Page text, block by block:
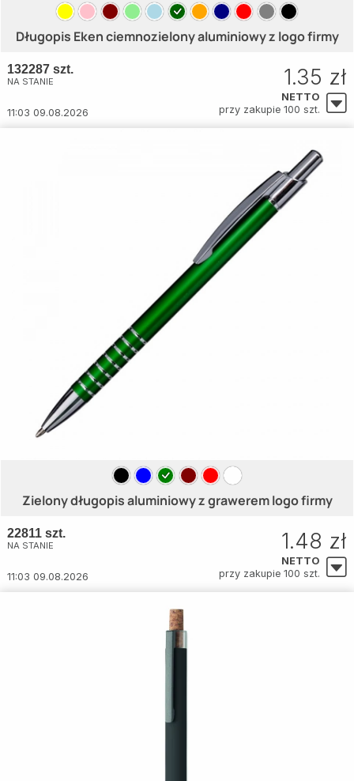
Długopis Eken ciemnozielony aluminiowy z logo firmy
132287 szt.
NA STANIE
11:03 09.08.2026
1.35 zł
NETTO
przy zakupie 100 szt.
Zielony długopis aluminiowy z grawerem logo firmy
22811 szt.
NA STANIE
11:03 09.08.2026
1.48 zł
NETTO
przy zakupie 100 szt.